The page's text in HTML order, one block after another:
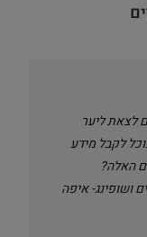
בני 14-18 מעוניינים לצאת ליער
14 יום. האם נוכל לקבל מידע
האלה?
ושופינג- איפה